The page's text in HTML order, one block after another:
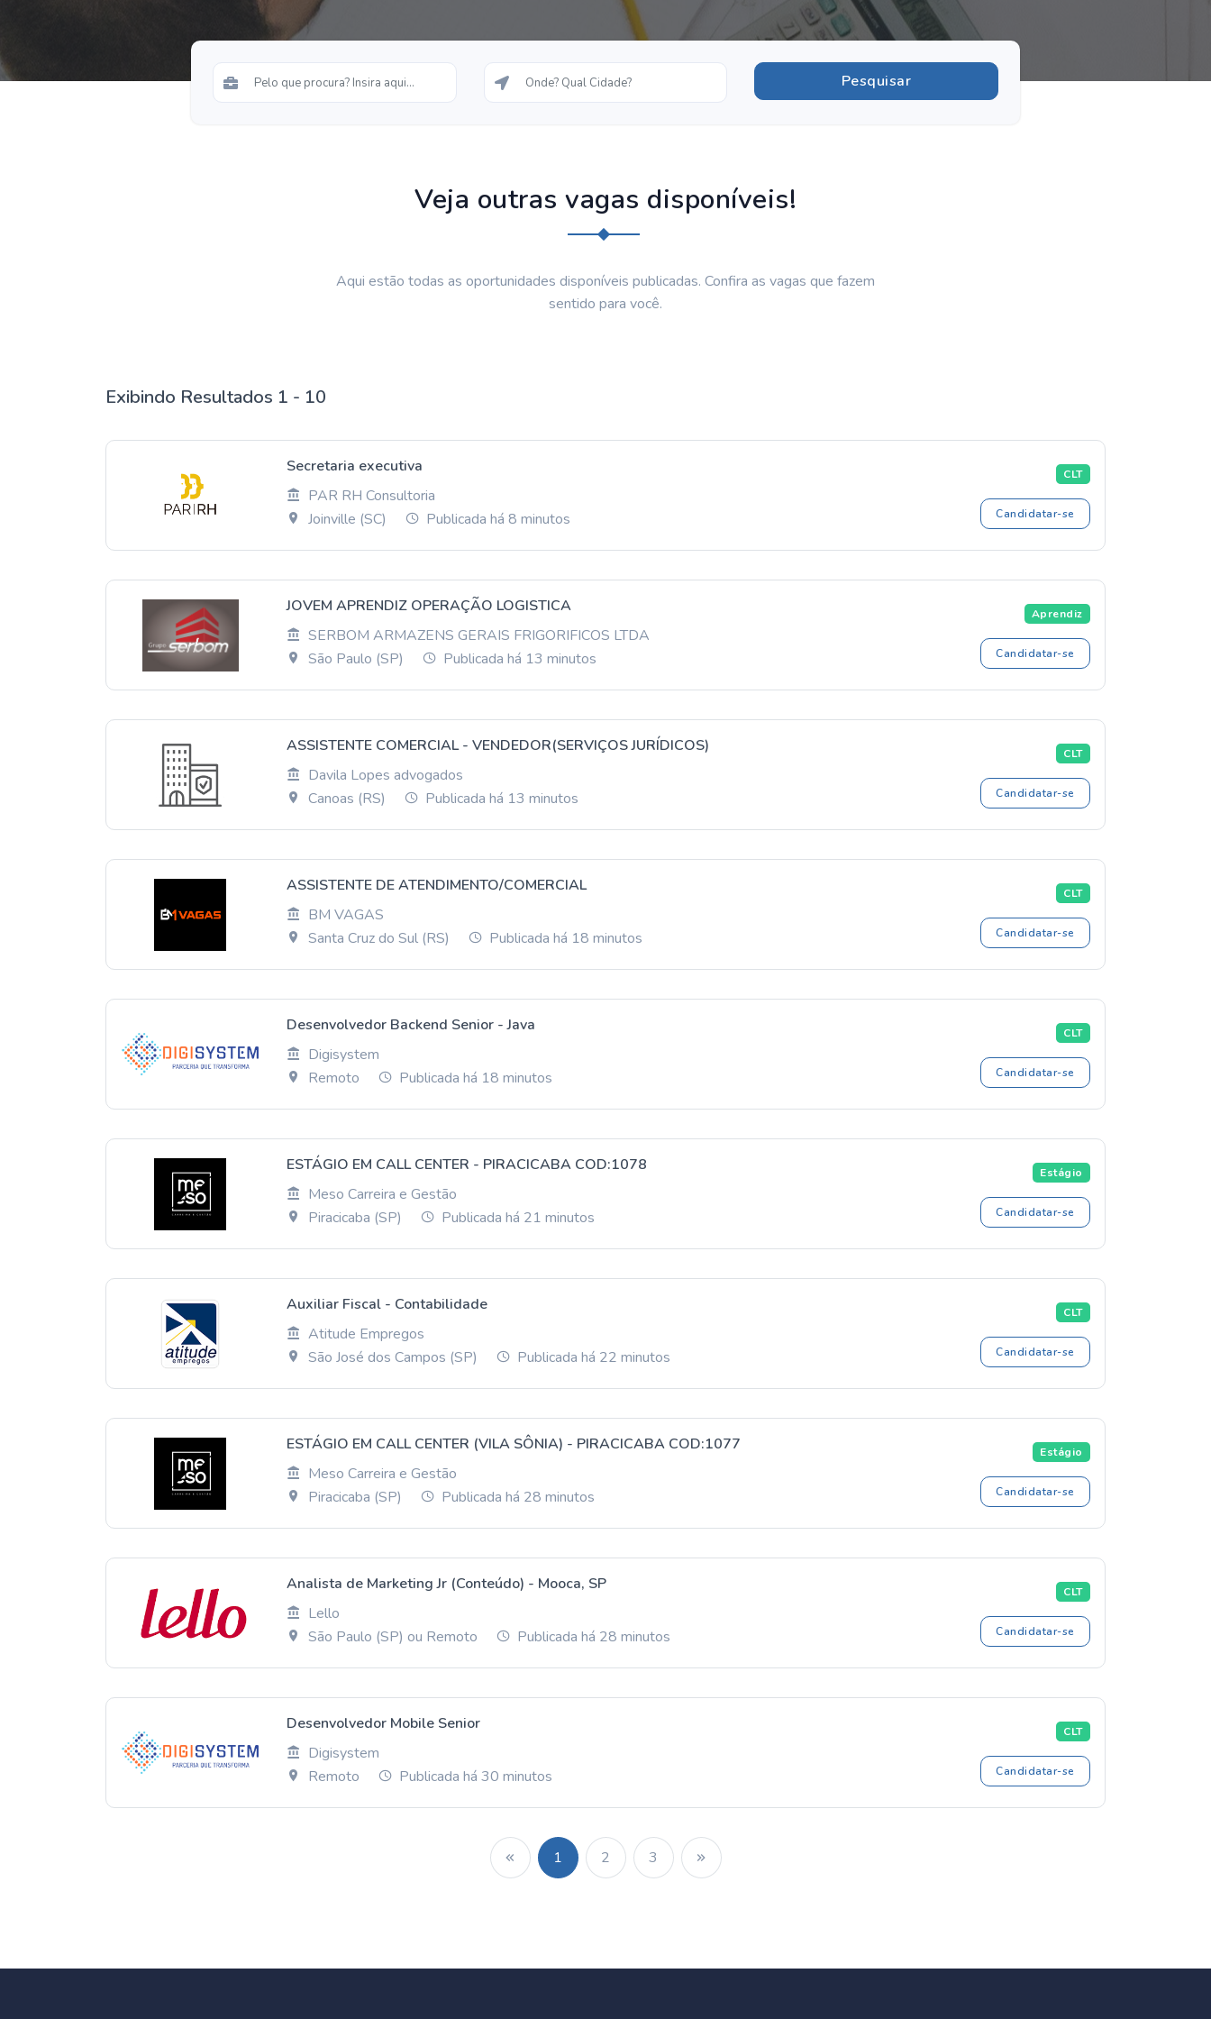
Veja outras vagas disponíveis!
Aqui estão todas as oportunidades disponíveis publicadas. Confira as vagas que fazem
sentido para você.
Exibindo Resultados 1 - 10
Secretaria executiva
PAR RH Consultoria
Joinville (SC)
Publicada há 8 minutos
CLT
Candidatar-se
JOVEM APRENDIZ OPERAÇÃO LOGISTICA
SERBOM ARMAZENS GERAIS FRIGORIFICOS LTDA
São Paulo (SP)
Publicada há 13 minutos
Aprendiz
Candidatar-se
ASSISTENTE COMERCIAL - VENDEDOR(SERVIÇOS JURÍDICOS)
Davila Lopes advogados
Canoas (RS)
Publicada há 13 minutos
CLT
Candidatar-se
ASSISTENTE DE ATENDIMENTO/COMERCIAL
BM VAGAS
Santa Cruz do Sul (RS)
Publicada há 18 minutos
CLT
Candidatar-se
Desenvolvedor Backend Senior - Java
Digisystem
Remoto
Publicada há 18 minutos
CLT
Candidatar-se
ESTÁGIO EM CALL CENTER - PIRACICABA COD:1078
Meso Carreira e Gestão
Piracicaba (SP)
Publicada há 21 minutos
Estágio
Candidatar-se
Auxiliar Fiscal - Contabilidade
Atitude Empregos
São José dos Campos (SP)
Publicada há 22 minutos
CLT
Candidatar-se
ESTÁGIO EM CALL CENTER (VILA SÔNIA) - PIRACICABA COD:1077
Meso Carreira e Gestão
Piracicaba (SP)
Publicada há 28 minutos
Estágio
Candidatar-se
Analista de Marketing Jr (Conteúdo) - Mooca, SP
Lello
São Paulo (SP) ou Remoto
Publicada há 28 minutos
CLT
Candidatar-se
Desenvolvedor Mobile Senior
Digisystem
Remoto
Publicada há 30 minutos
CLT
Candidatar-se
1 2 3